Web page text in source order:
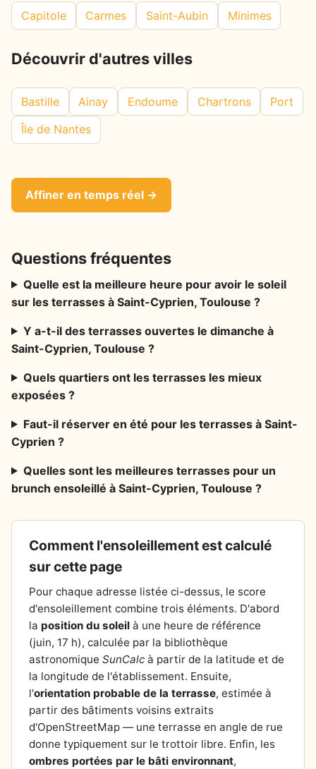
Capitole Carmes Saint-Aubin Minimes
Découvrir d'autres villes
Bastille Ainay Endoume Chartrons
Port
Île de Nantes
Affiner en temps réel →
Questions fréquentes
Quelle est la meilleure heure pour avoir le soleil
sur les terrasses à Saint-Cyprien, Toulouse ?
Y a-t-il des terrasses ouvertes le dimanche à
Saint-Cyprien, Toulouse ?
Quels quartiers ont les terrasses les mieux
exposées ?
Faut-il réserver en été pour les terrasses à Saint-
Cyprien ?
Quelles sont les meilleures terrasses pour un
brunch ensoleillé à Saint-Cyprien, Toulouse ?
Comment l'ensoleillement est calculé
sur cette page
Pour chaque adresse listée ci-dessus, le score
d'ensoleillement combine trois éléments. D'abord
la position du soleil à une heure de référence
(juin, 17 h), calculée par la bibliothèque
astronomique SunCalc à partir de la latitude et de
la longitude de l'établissement. Ensuite,
l'orientation probable de la terrasse, estimée à
partir des bâtiments voisins extraits
d'OpenStreetMap — une terrasse en angle de rue
donne typiquement sur le trottoir libre. Enfin, les
ombres portées par le bâti environnant,